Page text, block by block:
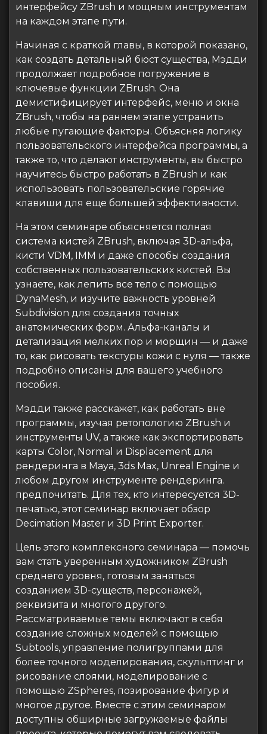
интерфейсу ZBrush и мощным инструментам
на каждом этапе пути.
Начиная с краткой главы, в которой показано,
как создать детальный бюст существа, Мэдди
продолжает подробное погружение в
ключевые функции ZBrush. Она
демистифицирует интерфейс, меню и окна
ZBrush, чтобы на раннем этапе устранить
любые пугающие факторы. Объясняя логику
пользовательского интерфейса программы, а
также то, что делают инструменты, вы быстро
научитесь быстро работать в ZBrush и как
использовать пользовательские горячие
клавиши для еще большей эффективности.
На этом семинаре объясняется полная
система кистей ZBrush, включая 3D-альфа,
кисти VDM, IMM и даже способы создания
собственных пользовательских кистей. Вы
узнаете, как лепить все тело с помощью
DynaMesh, и изучите важность уровней
Subdivision для создания точных
анатомических форм. Альфа-каналы и
детализация мелких пор и морщин — и даже
то, как рисовать текстуры кожи с нуля — также
подробно описаны для вашего учебного
пособия.
Мэдди также расскажет, как работать вне
программы, изучая ретопологию ZBrush и
инструменты UV, а также как экспортировать
карты Color, Normal и Displacement для
рендеринга в Maya, 3ds Max, Unreal Engine и
любом другом инструменте рендеринга.
предпочитать. Для тех, кто интересуется 3D-
печатью, этот семинар включает обзор
Decimation Master и 3D Print Exporter.
Цель этого комплексного семинара — помочь
вам стать уверенным художником ZBrush
среднего уровня, готовым заняться
созданием 3D-существ, персонажей,
реквизита и многого другого.
Рассматриваемые темы включают в себя
создание сложных моделей с помощью
Subtools, управление полигруппами для
более точного моделирования, скульптинг и
рисование слоями, моделирование с
помощью ZSpheres, позирование фигур и
многое другое. Вместе с этим семинаром
доступны обширные загружаемые файлы